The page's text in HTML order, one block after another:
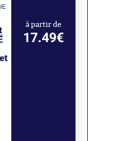
à partir de
17.49€